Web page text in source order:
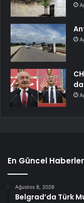
En Güncel Haberler
Ağustos 8, 2026
Belgrad’da Türk